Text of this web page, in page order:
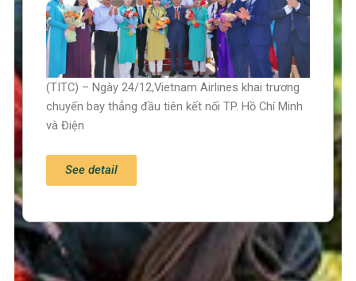
Trang chủ
(TITC) – Ngày 24/12,Vietnam Airlines khai trương
chuyến bay thẳng đầu tiên kết nối TP. Hồ Chí Minh
và Điện
See detail